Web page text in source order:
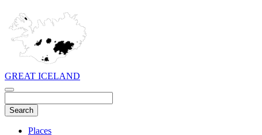
GREAT ICELAND
Places